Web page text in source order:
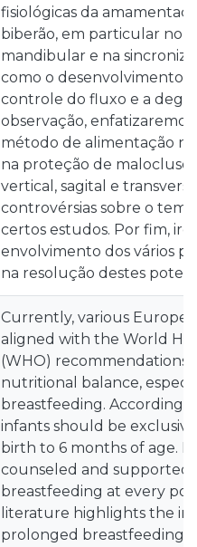
fisiológicas da
biberão, em particular no
mandibular e na
como o desenvolvimento
controle do fluxo e a
observação,
método de alimentação
na proteção de
vertical, sagital e
controvérsias sobre o
certos estudos. Por fim,
envolvimento dos vários
na resolução destes
Currently, various
aligned with the World
(WHO) recommendations
nutritional balance,
breastfeeding. According
infants should be
birth to 6 months of age.
counseled and supported
breastfeeding at every
literature highlights the
prolonged breastfeeding